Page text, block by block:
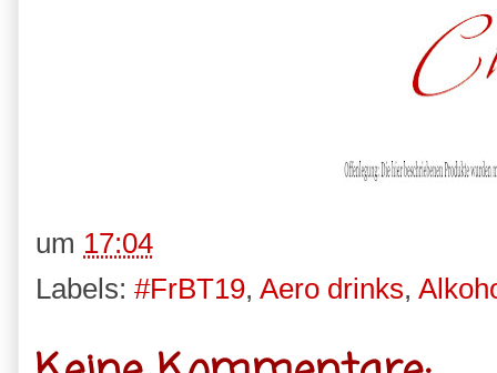
um 17:04
Labels: #FrBT19, Aero drinks,